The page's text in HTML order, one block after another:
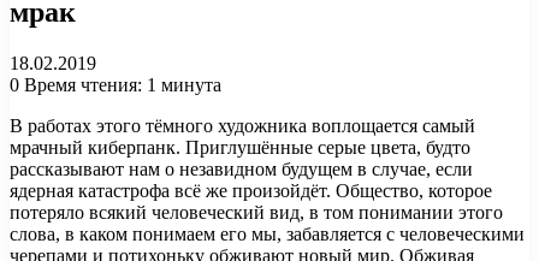
мрак
18.02.2019
0 Время чтения: 1 минута
В работах этого тёмного художника воплощается самый
мрачный киберпанк. Приглушённые серые цвета, будто
рассказывают нам о незавидном будущем в случае, если
ядерная катастрофа всё же произойдёт. Общество, которое
потеряло всякий человеческий вид, в том понимании этого
слова, в каком понимаем его мы, забавляется с человеческими
черепами и потихоньку обживают новый мир. Обживая